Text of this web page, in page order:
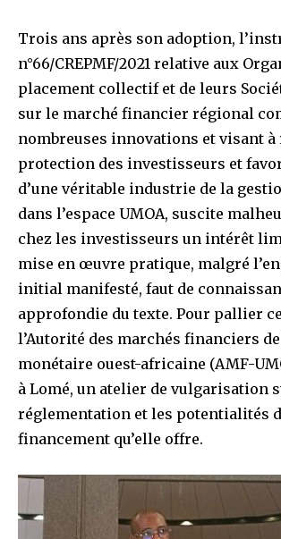
Trois ans après son adoption,
n°66/CREPMF/2021 relative aux
placement collectif et de leurs
sur le marché financier régional
nombreuses innovations et visant
protection des investisseurs et
d’une véritable industrie de la
dans l’espace UMOA, suscite
chez les investisseurs un intérêt
mise en œuvre pratique, malgré
initial manifesté, faut de
approfondie du texte. Pour pallier
l’Autorité des marchés financiers
monétaire ouest-africaine (AMF-
à Lomé, un atelier de vulgarisation
réglementation et les potentialités
financement qu’elle offre.